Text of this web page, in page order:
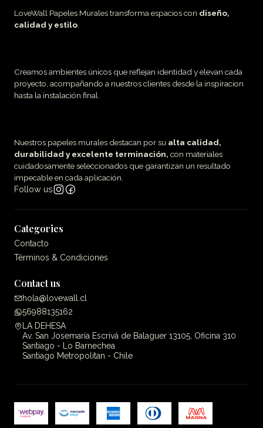
LoveWall Papeles Murales transforma espacios con diseño,
calidad y estilo
Creamos ambientes únicos que reflejan identidad y elevan cada
proyecto, acompañando a nuestros clientes desde la inspiracion
hasta la instalación final.
Nuestros papeles murales destacan por su alta calidad,
durabilidad y excelente terminación, con materiales
cuidadosamente seleccionados que garantizan un resultado
impecable en cada aplicación.
Follow us
Categories
Contacto
Términos & Condiciones
Contact us
hola@lovewall.cl
56988135162
LA DEHESA
Av. San Josemaría Escrivá de Balaguer 13105, Oficina 310
Santiago - Lo Barnechea
Santiago Metropolitan - Chile